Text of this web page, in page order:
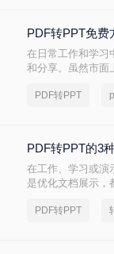
PDF转PPT免费
在日常工作和学习
和分享。虽然市面
轻松实现格式转换
PDF转PPT
PDF转PPT的3
在工作、学习或演
是优化文档展示，
PDF转PPT